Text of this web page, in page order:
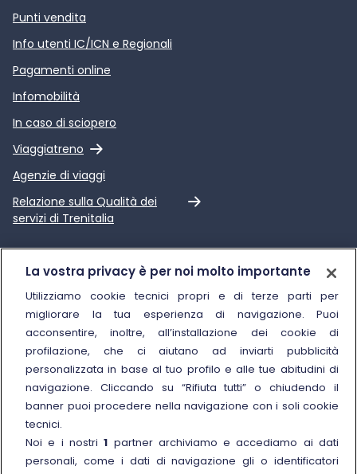
Punti vendita
Info utenti IC/ICN e Regionali
Pagamenti online
Infomobilità
In caso di sciopero
Viaggiatreno
Link esterno
Agenzie di viaggi
Relazione sulla Qualità dei
servizi di Trenitalia
Link esterno
Chi siamo
Sostenibilità
Trenitalia for Business
Manuale di Conservazione
Link esterno
Carriere
Link esterno
La Freccia Mag
Link esterno
Noleggia un treno charter
La vostra privacy è per noi molto importante
Utilizziamo cookie tecnici propri e di terze parti per
migliorare la tua esperienza di navigazione. Puoi
acconsentire, inoltre, all’installazione dei cookie di
profilazione, che ci aiutano ad inviarti pubblicità
personalizzata in base al tuo profilo e alle tue abitudini di
navigazione. Cliccando su “Rifiuta tutti” o chiudendo il
banner puoi procedere nella navigazione con i soli cookie
tecnici.
Noi e i nostri1 partner archiviamo e accediamo ai dati
personali, come i dati di navigazione gli o identificatori